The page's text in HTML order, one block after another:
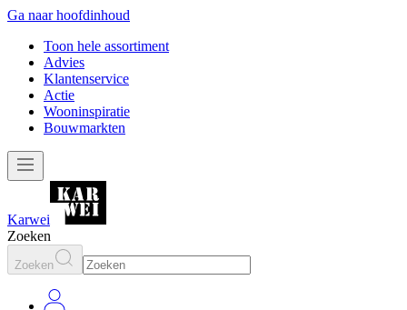
Ga naar hoofdinhoud
Toon hele assortiment
Advies
Klantenservice
Actie
Wooninspiratie
Bouwmarkten
Karwei
Zoeken
Zoeken